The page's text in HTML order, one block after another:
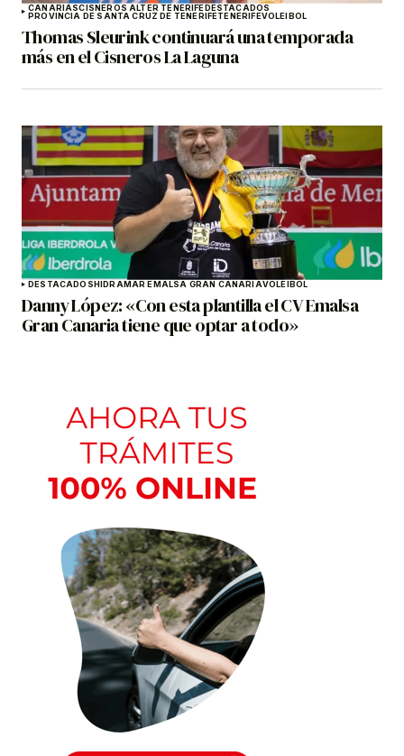
CANARIASCISNEROS ALTER TENERIFEDESTACADOS
PROVINCIA DE SANTA CRUZ DE TENERIFETENERIFEVOLEIBOL
Thomas Sleurink continuará una temporada
más en el Cisneros La Laguna
DESTACADOSHIDRAMAR EMALSA GRAN CANARIAVOLEIBOL
Danny López: «Con esta plantilla el CV Emalsa
Gran Canaria tiene que optar a todo»